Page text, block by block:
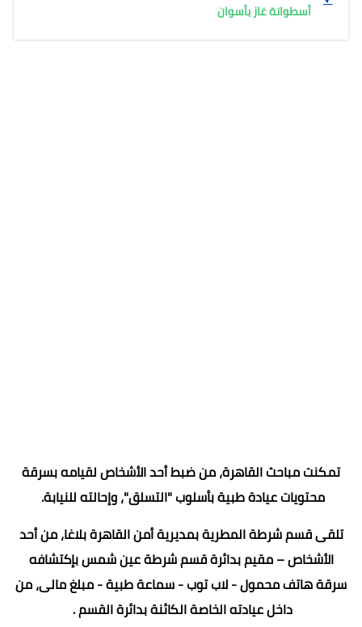
أسطوانة غاز بأسوان
تمكنت مباحث القاهرة، من ضبط أحد الأشخاص لقيامه بسرقة
محتويات عيادة طبية بأسلوب "التسلق"، وإحالته للنيابة.
تلقى قسم شرطة المطرية بمديرية أمن القاهرة بلاغا، من أحد
الأشخاص – مقيم بدائرة قسم شرطة عين شمس بإكتشافه
سرقة هاتف محمول - لاب توب - سماعة طبية - مبلغ مالى، من
داخل عيادته الخاصة الكائنة بدائرة القسم .